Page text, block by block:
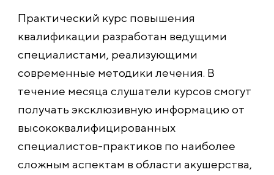
Практический курс повышения
квалификации разработан ведущими
специалистами, реализующими
современные методики лечения. В
течение месяца слушатели курсов смогут
получать эксклюзивную информацию от
высококвалифицированных
специалистов-практиков по наиболее
сложным аспектам в области акушерства,